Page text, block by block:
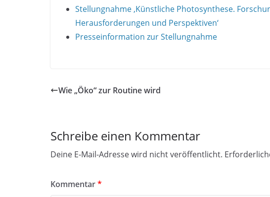
Stellungnahme ‚Künstliche Photosynthese.
Herausforderungen und Perspektiven‘
Presseinformation zur Stellungnahme
Wie „Öko“ zur Routine wird
Schreibe einen Kommentar
Deine E-Mail-Adresse wird nicht veröffentlicht.
Kommentar*